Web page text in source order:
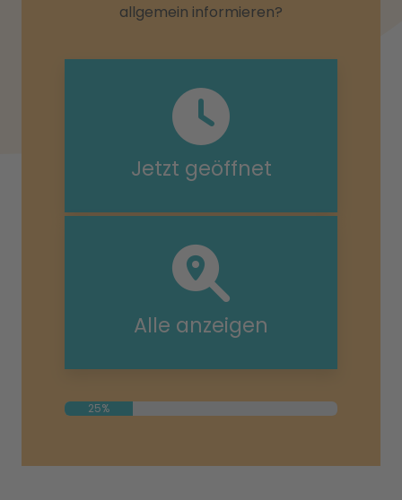
allgemein informieren?
Jetzt geöffnet
Alle anzeigen
25%